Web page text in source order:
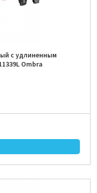
с удлиненным
Ombra